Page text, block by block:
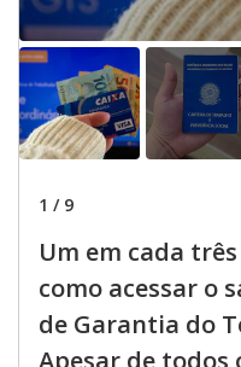
1 / 9
Um em cada
como acessar o
de Garantia do